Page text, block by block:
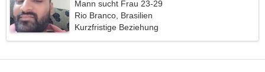
Mann sucht Frau 23-29
Rio Branco, Brasilien
Kurzfristige Beziehung